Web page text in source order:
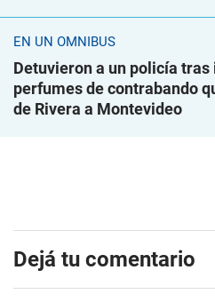
EN UN ÓMNIBUS
Detuvieron a un policía
perfumes de contrabando
de Rivera a Montevideo
Dejá tu comentario